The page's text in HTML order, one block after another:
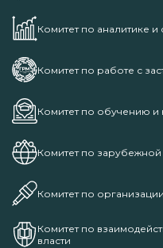
Комитет по аналитике и
Комитет по работе с
Комитет по обучению и
Комитет по
Комитет по
Комитет по
власти